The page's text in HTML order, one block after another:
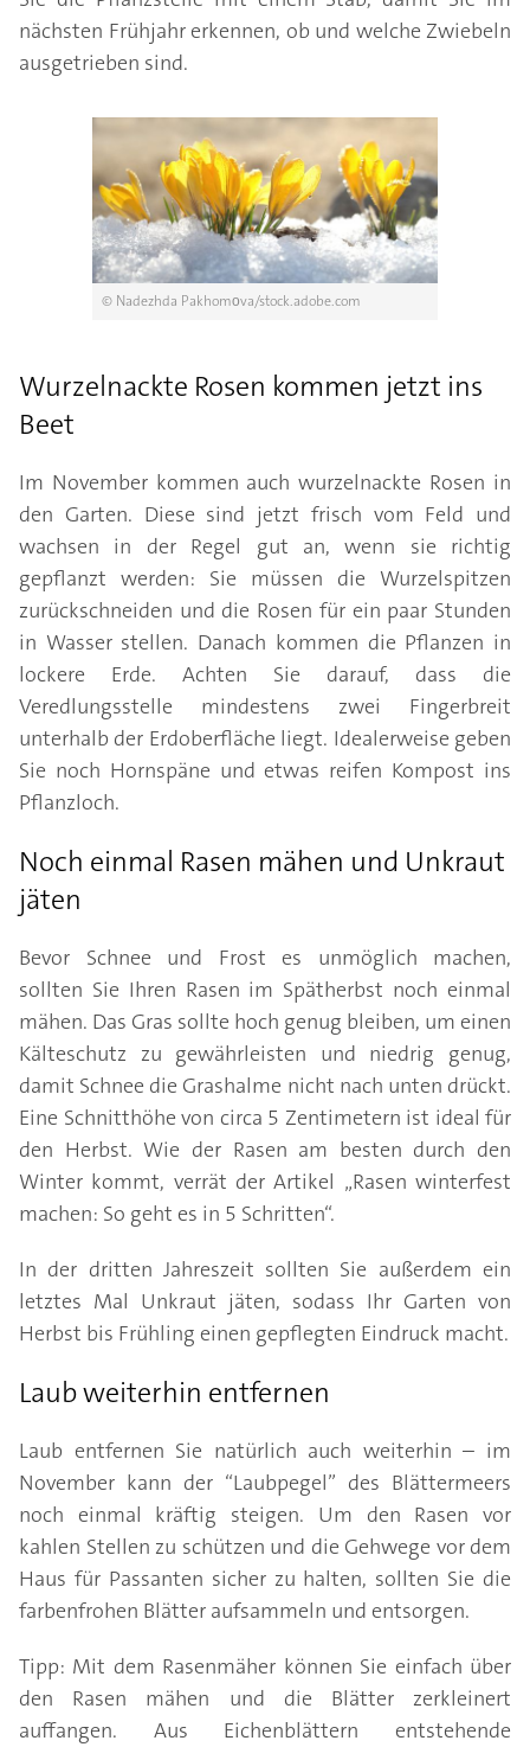
nächsten Frühjahr erkennen, ob und welche Zwiebeln
ausgetrieben sind.
© Nadezhda Pakhomоva/stock.adobe.com
Wurzelnackte Rosen kommen jetzt ins
Beet
Im November kommen auch wurzelnackte Rosen in
den Garten. Diese sind jetzt frisch vom Feld und
wachsen in der Regel gut an, wenn sie richtig
gepflanzt werden: Sie müssen die Wurzelspitzen
zurückschneiden und die Rosen für ein paar Stunden
in Wasser stellen. Danach kommen die Pflanzen in
lockere Erde. Achten Sie darauf, dass die
Veredlungsstelle mindestens zwei Fingerbreit
unterhalb der Erdoberfläche liegt. Idealerweise geben
Sie noch Hornspäne und etwas reifen Kompost ins
Pflanzloch.
Noch einmal Rasen mähen und Unkraut
jäten
Bevor Schnee und Frost es unmöglich machen,
sollten Sie Ihren Rasen im Spätherbst noch einmal
mähen. Das Gras sollte hoch genug bleiben, um einen
Kälteschutz zu gewährleisten und niedrig genug,
damit Schnee die Grashalme nicht nach unten drückt.
Eine Schnitthöhe von circa 5 Zentimetern ist ideal für
den Herbst. Wie der Rasen am besten durch den
Winter kommt, verrät der Artikel „Rasen winterfest
machen: So geht es in 5 Schritten“.
In der dritten Jahreszeit sollten Sie außerdem ein
letztes Mal Unkraut jäten, sodass Ihr Garten von
Herbst bis Frühling einen gepflegten Eindruck macht.
Laub weiterhin entfernen
Laub entfernen Sie natürlich auch weiterhin – im
November kann der “Laubpegel” des Blättermeers
noch einmal kräftig steigen. Um den Rasen vor
kahlen Stellen zu schützen und die Gehwege vor dem
Haus für Passanten sicher zu halten, sollten Sie die
farbenfrohen Blätter aufsammeln und entsorgen.
Tipp: Mit dem Rasenmäher können Sie einfach über
den Rasen mähen und die Blätter zerkleinert
auffangen. Aus Eichenblättern entstehende